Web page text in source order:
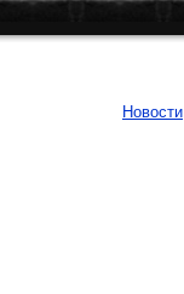
Новости